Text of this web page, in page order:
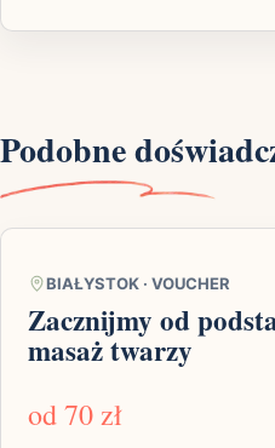
Podobne
BIAŁYSTOK · VOUCHER
Zacznijmy od
masaż twarzy
od70 zł